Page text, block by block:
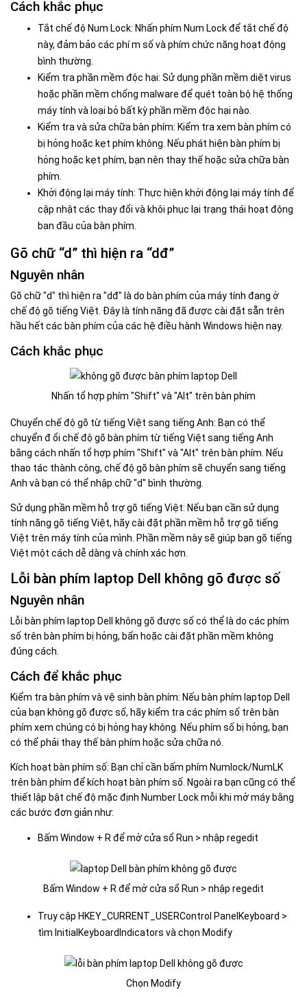
Cách khắc phục
Tắt chế độ Num Lock: Nhấn phím Num Lock để tắt chế độ
này, đảm bảo các phí m số và phím chức năng hoạt động
bình thường.
Kiểm tra phần mềm độc hại: Sử dụng phần mềm diệt virus
hoặc phần mềm chống malware để quét toàn bộ hệ thống
máy tính và loại bỏ bất kỳ phần mềm độc hại nào.
Kiểm tra và sửa chữa bàn phím: Kiểm tra xem bàn phím có
bị hỏng hoặc kẹt phím không. Nếu phát hiện bàn phím bị
hỏng hoặc kẹt phím, bạn nên thay thế hoặc sửa chữa bàn
phím.
Khởi động lại máy tính: Thực hiện khởi động lại máy tính để
cập nhật các thay đổi và khôi phục lại trạng thái hoạt động
ban đầu của bàn phím.
Gõ chữ “d” thì hiện ra “dđ”
Nguyên nhân
Gõ chữ "d" thì hiện ra "dđ" là do bàn phím của máy tính đang ở
chế độ gõ tiếng Việt. Đây là tính năng đã được cài đặt sẵn trên
hầu hết các bàn phím của các hệ điều hành Windows hiện nay.
Cách khắc phục
Nhấn tổ hợp phím "Shift" và "Alt" trên bàn phím
Chuyển chế độ gõ từ tiếng Việt sang tiếng Anh: Bạn có thể
chuyển đ ổi chế độ gõ bàn phím từ tiếng Việt sang tiếng Anh
bằng cách nhấn tổ hợp phím "Shift" và "Alt" trên bàn phím. Nếu
thao tác thành công, chế độ gõ bàn phím sẽ chuyển sang tiếng
Anh và bạn có thể nhập chữ "d" bình thường.
Sử dụng phần mềm hỗ trợ gõ tiếng Việt: Nếu bạn cần sử dụng
tính năng gõ tiếng Việt, hãy cài đặt phần mềm hỗ trợ gõ tiếng
Việt trên máy tính của mình. Phần mềm này sẽ giúp bạn gõ tiếng
Việt một cách dễ dàng và chính xác hơn.
Lỗi bàn phím laptop Dell không gõ được số
Nguyên nhân
Lỗi bàn phím laptop Dell không gõ được số có thể là do các phím
số trên bàn phím bị hỏng, bẩn hoặc cài đặt phần mềm không
đúng cách.
Cách để khắc phục
Kiểm tra bàn phím và vệ sinh bàn phím: Nếu bàn phím laptop Dell
của bạn không gõ được số, hãy kiểm tra các phím số trên bàn
phím xem chúng có bị hỏng hay không. Nếu phím số bị hỏng, bạn
có thể phải thay thế bàn phím hoặc sửa chữa nó.
Kích hoạt bàn phím số: Bạn chỉ cần bấm phím Numlock/NumLK
trên bàn phím để kích hoạt bàn phím số. Ngoài ra bạn cũng có thể
thiết lập bật chế độ mặc định Number Lock mỗi khi mở máy bằng
các bước đơn giản như:
Bấm Window + R để mở cửa sổ Run > nhập regedit
Bấm Window + R để mở cửa sổ Run > nhập regedit
Truy cập HKEY_CURRENT_USERControl PanelKeyboard >
tìm InitialKeyboardIndicators và chọn Modify
Chọn Modify